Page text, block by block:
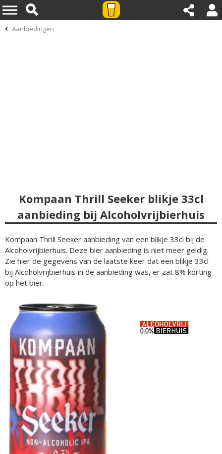
Aanbiedingen
Kompaan Thrill Seeker blikje 33cl
aanbieding bij Alcoholvrijbierhuis
Kompaan Thrill Seeker aanbieding van een blikje 33cl bij de
Alcoholvrijbierhuis. Deze bier aanbieding is niet meer geldig.
Zie hier de gegevens van de laatste keer dat een blikje 33cl
bij Alcoholvrijbierhuis in de aanbieding was, er zat 8% korting
op het bier.